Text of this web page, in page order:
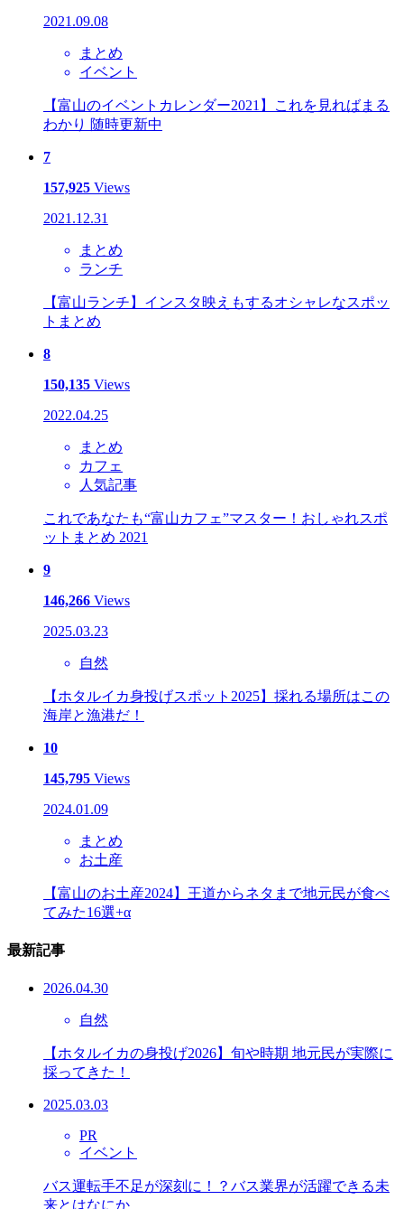
2021.09.08
まとめ
イベント
【富山のイベントカレンダー2021】これを見ればまる
わかり 随時更新中
7
157,925 Views
2021.12.31
まとめ
ランチ
【富山ランチ】インスタ映えもするオシャレなスポッ
トまとめ
8
150,135 Views
2022.04.25
まとめ
カフェ
人気記事
これであなたも“富山カフェ”マスター！おしゃれスポ
ットまとめ 2021
9
146,266 Views
2025.03.23
自然
【ホタルイカ身投げスポット2025】採れる場所はこの
海岸と漁港だ！
10
145,795 Views
2024.01.09
まとめ
お土産
【富山のお土産2024】王道からネタまで地元民が食べ
てみた16選+α
最新記事
2026.04.30
自然
【ホタルイカの身投げ2026】旬や時期 地元民が実際に
採ってきた！
2025.03.03
PR
イベント
バス運転手不足が深刻に！？バス業界が活躍できる未
来とはなにか